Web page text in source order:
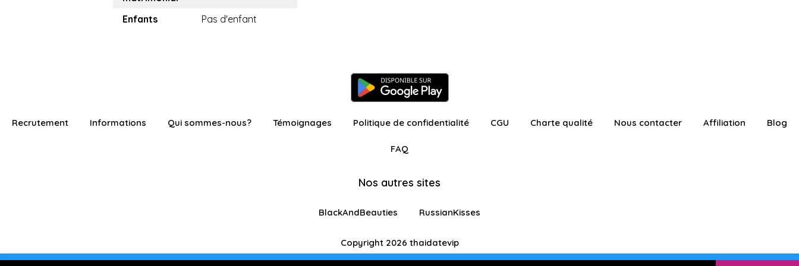
Enfants Pas d'enfant
Recrutement Informations Qui sommes-nous? Témoignages Politique de confidentialité CGU Charte qualité Nous contacter Affiliation Blog
FAQ
Nos autres sites
BlackAndBeauties RussianKisses
Copyright 2026 thaidatevip